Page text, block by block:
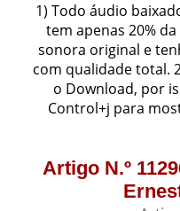
1) Todo áudio
tem apenas 20%
sonora original e
com qualidade total.
o Download, por
Control+j para
Artigo N.º